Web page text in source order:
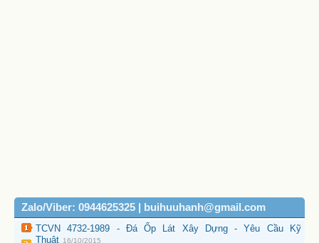
Zalo/Viber: 0944625325 | buihuuhanh@gmail.com
TCVN 4732-1989 - Đá Ốp Lát Xây Dựng - Yêu Cầu Kỹ
Thuật 16/10/2015